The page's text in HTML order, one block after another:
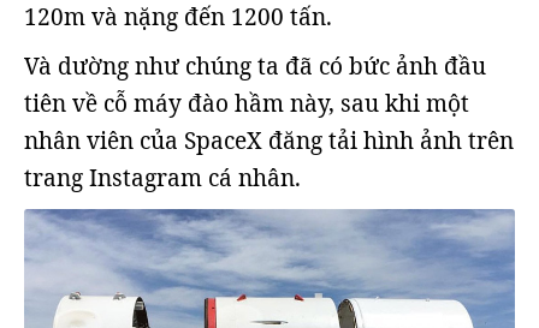
120m và nặng đến 1200 tấn.
Và dường như chúng ta đã có bức ảnh đầu
tiên về cỗ máy đào hầm này, sau khi một
nhân viên của SpaceX đăng tải hình ảnh trên
trang Instagram cá nhân.